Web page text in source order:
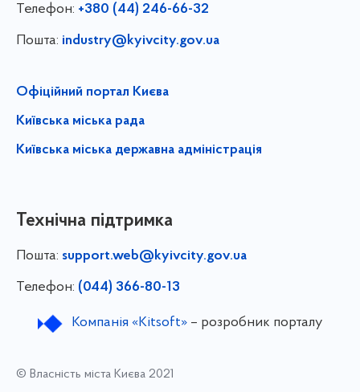
Телефон: +380 (44) 246-66-32
Пошта: industry@kyivcity.gov.ua
Офіційний портал Києва
Київська міська рада
Київська міська державна адміністрація
Технічна підтримка
Пошта: support.web@kyivcity.gov.ua
Телефон: (044) 366-80-13
Компанія «Kitsoft»– розробник порталу
© Власність міста Києва 2021